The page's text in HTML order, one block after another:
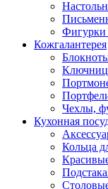
Фигурки
Кожгалантерея
Чехлы,
Кухонная
Кольца